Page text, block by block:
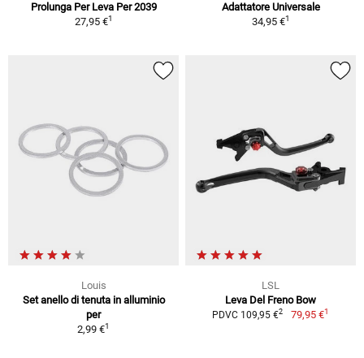
Prolunga Per Leva Per 2039
27,95 €1
Adattatore Universale
34,95 €1
Louis
Set anello di tenuta in alluminio
per
2,99 €1
LSL
Leva Del Freno Bow
PDVC 109,95 €2 79,95 €1